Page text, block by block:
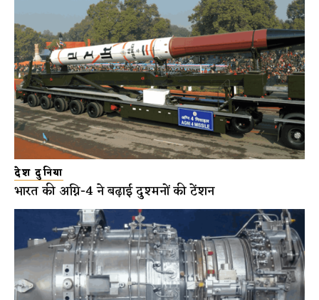
देश दुनिया
भारत की अग्नि-4 ने बढ़ाई दुश्मनों की टेंशन